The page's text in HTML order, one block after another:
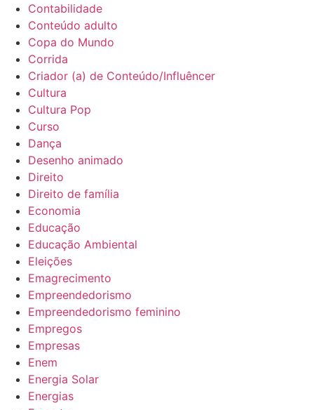
Contabilidade
Conteúdo adulto
Copa do Mundo
Corrida
Criador (a) de Conteúdo/Influêncer
Cultura
Cultura Pop
Curso
Dança
Desenho animado
Direito
Direito de família
Economia
Educação
Educação Ambiental
Eleições
Emagrecimento
Empreendedorismo
Empreendedorismo feminino
Empregos
Empresas
Enem
Energia Solar
Energias